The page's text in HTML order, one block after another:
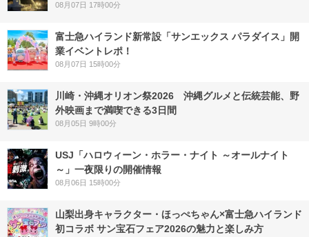
08月07日 17時00分
富士急ハイランド新常設「サンエックス パラダイス」開
業イベントレポ！
08月07日 15時00分
川崎・沖縄オリオン祭2026 沖縄グルメと伝統芸能、野
外映画まで満喫できる3日間
08月05日 9時00分
USJ「ハロウィーン・ホラー・ナイト ～オールナイト
～」一夜限りの開催情報
08月06日 15時00分
山梨出身キャラクター・ほっぺちゃん×富士急ハイランド
初コラボ サン宝石フェア2026の魅力と楽しみ方